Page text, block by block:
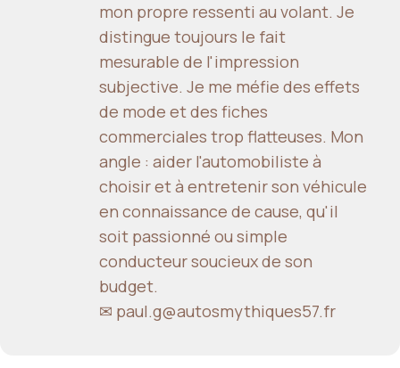
mon propre ressenti au volant. Je
distingue toujours le fait
mesurable de l'impression
subjective. Je me méfie des effets
de mode et des fiches
commerciales trop flatteuses. Mon
angle : aider l'automobiliste à
choisir et à entretenir son véhicule
en connaissance de cause, qu'il
soit passionné ou simple
conducteur soucieux de son
budget.
✉ paul.g@autosmythiques57.fr